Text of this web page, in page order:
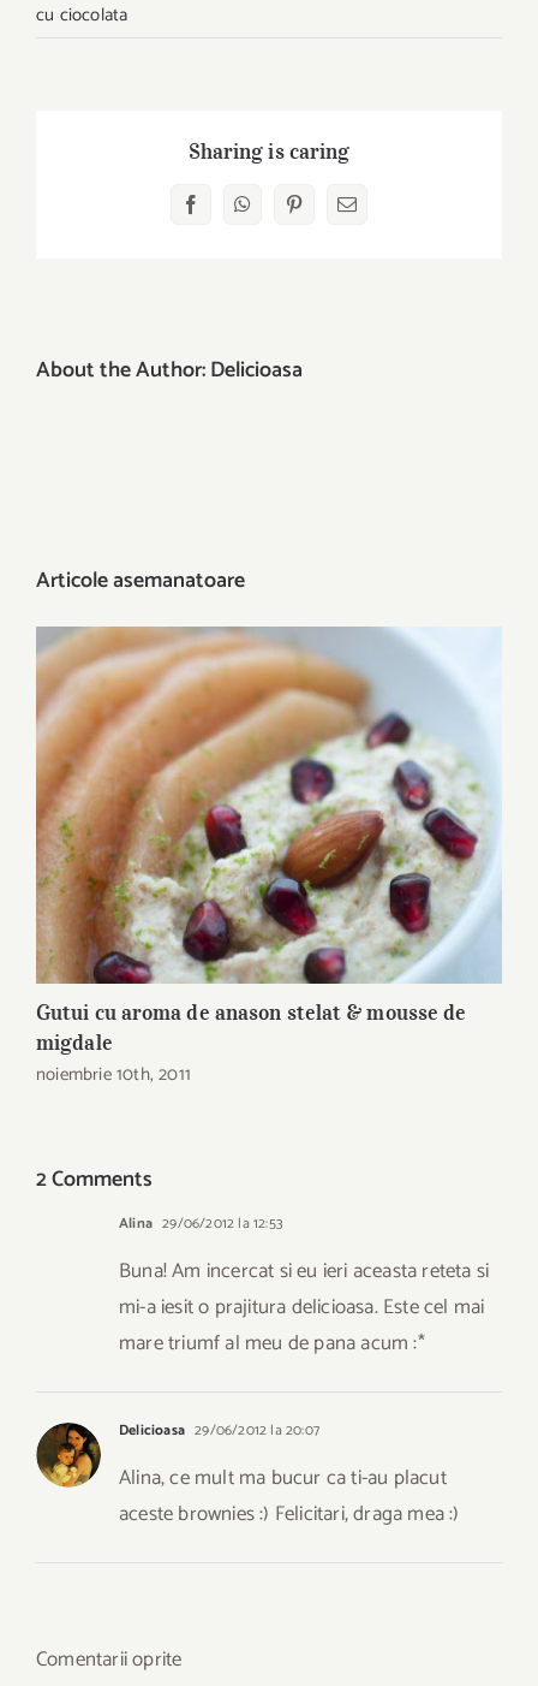
cu ciocolata
Sharing is caring
FacebookWhatsAppPinterest
E-
About the Author:Delicioasa
Articole asemanatoare
Gutui cu aroma de anason stelat & mousse de
migdale
noiembrie 10th, 2011
2 Comments
Alina 29/06/2012 la 12:53
Buna! Am incercat si eu ieri aceasta reteta si
mi-a iesit o prajitura delicioasa. Este cel mai
mare triumf al meu de pana acum :*
Delicioasa 29/06/2012 la 20:07
Alina, ce mult ma bucur ca ti-au placut
aceste brownies :) Felicitari, draga mea :)
Comentarii oprite